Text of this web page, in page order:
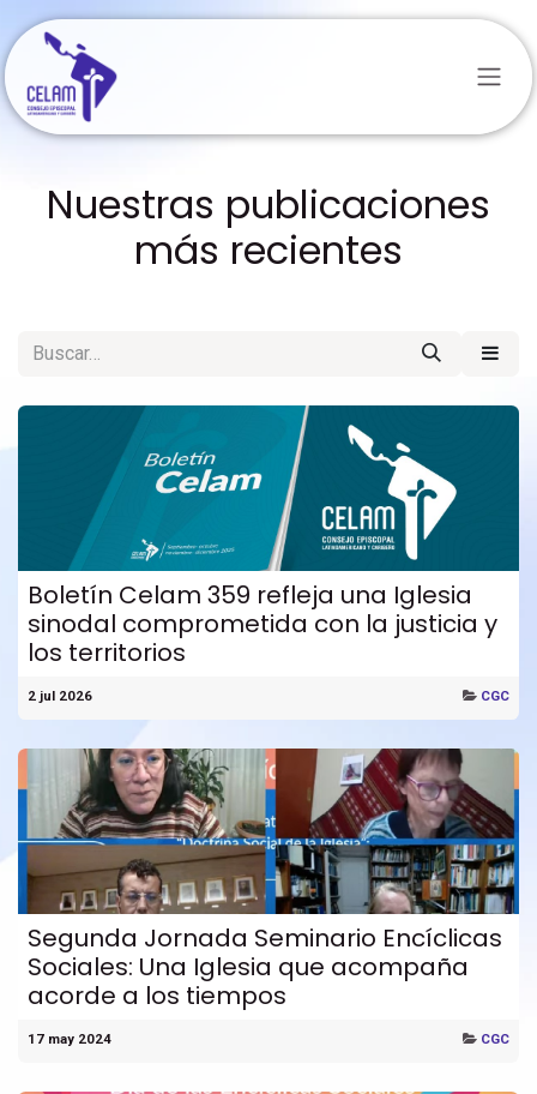
Ir al contenido
Nuestras publicaciones
más recientes
Boletín Celam 359 refleja una Iglesia
sinodal comprometida con la justicia y
los territorios
2 jul 2026 CGC
Segunda Jornada Seminario Encíclicas
Sociales: Una Iglesia que acompaña
acorde a los tiempos
17 may 2024 CGC